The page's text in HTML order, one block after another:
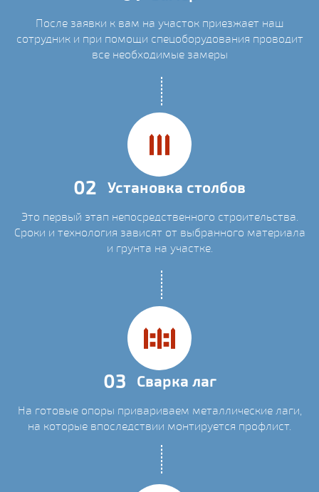
После заявки к вам на участок приезжает наш
сотрудник и при помощи спецоборудования проводит
все необходимые замеры
02 Установка столбов
Это первый этап непосредственного строительства.
Сроки и технология зависят от выбранного материала
и грунта на участке.
03 Сварка лаг
На готовые опоры привариваем металлические лаги,
на которые впоследствии монтируется профлист.